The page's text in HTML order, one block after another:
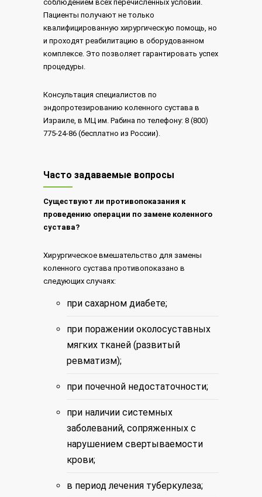
соблюдением всех перечисленных условий.
Пациенты получают не только
квалифицированную хирургическую помощь, но
и проходят реабилитацию в оборудованном
комплексе. Это позволяет гарантировать успех
процедуры.
Консультация специалистов по
эндопротезированию коленного сустава в
Израиле, в МЦ им. Рабина по телефону: 8 (800)
775-24-86 (бесплатно из России).
Часто задаваемые вопросы
Существуют ли противопоказания к
проведению операции по замене коленного
сустава?
Хирургическое вмешательство для замены
коленного сустава противопоказано в
следующих случаях:
при сахарном диабете;
при поражении околосуставных
мягких тканей (развитый
ревматизм);
при почечной недостаточности;
при наличии системных
заболеваний, сопряженных с
нарушением свертываемости
крови;
в период лечения туберкулеза;